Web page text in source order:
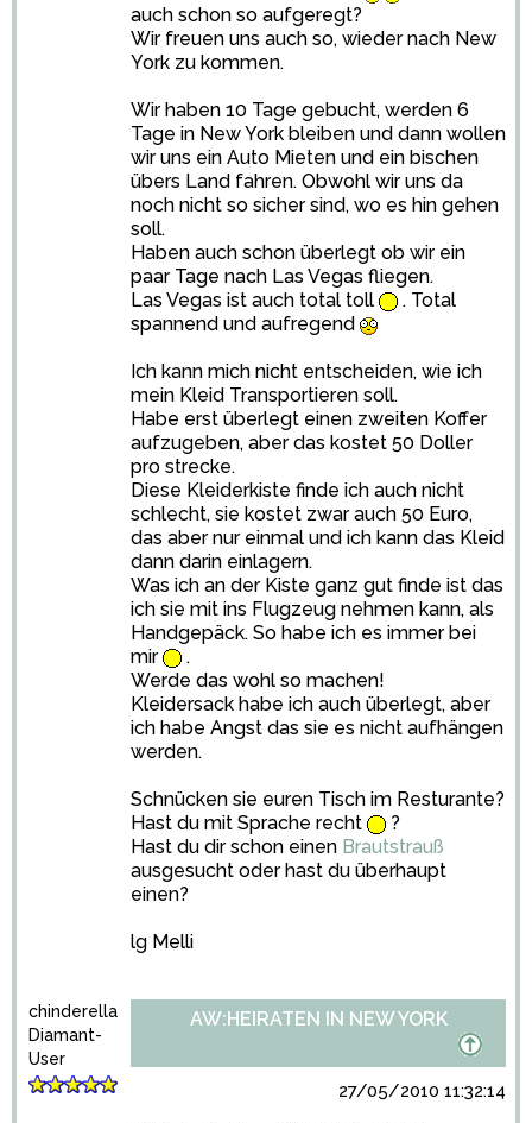
auch schon so aufgeregt?
Wir freuen uns auch so, wieder nach New
York zu kommen.
Wir haben 10 Tage gebucht, werden 6
Tage in New York bleiben und dann wollen
wir uns ein Auto Mieten und ein bischen
übers Land fahren. Obwohl wir uns da
noch nicht so sicher sind, wo es hin gehen
soll.
Haben auch schon überlegt ob wir ein
paar Tage nach Las Vegas fliegen.
Las Vegas ist auch total toll
. Total
spannend und aufregend
Ich kann mich nicht entscheiden, wie ich
mein Kleid Transportieren soll.
Habe erst überlegt einen zweiten Koffer
aufzugeben, aber das kostet 50 Doller
pro strecke.
Diese Kleiderkiste finde ich auch nicht
schlecht, sie kostet zwar auch 50 Euro,
das aber nur einmal und ich kann das Kleid
dann darin einlagern.
Was ich an der Kiste ganz gut finde ist das
ich sie mit ins Flugzeug nehmen kann, als
Handgepäck. So habe ich es immer bei
mir
.
Werde das wohl so machen!
Kleidersack habe ich auch überlegt, aber
ich habe Angst das sie es nicht aufhängen
werden.
Schnücken sie euren Tisch im Resturante?
Hast du mit Sprache recht
?
Hast du dir schon einen Brautstrauß
ausgesucht oder hast du überhaupt
einen?
lg Melli
chinderella
Diamant-
User
AW:HEIRATEN IN NEW YORK
27/05/2010 11:32:14